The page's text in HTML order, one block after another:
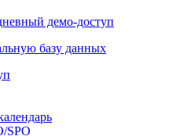
базу данных